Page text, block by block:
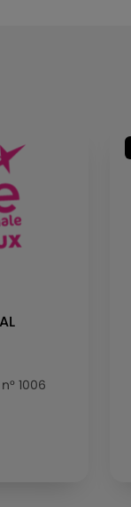
1006